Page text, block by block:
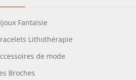
Fantaisie
Lithothérapie
de mode
Broches